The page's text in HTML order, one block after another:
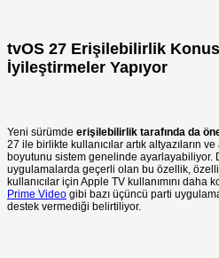
tvOS 27 Erişilebilirlik
İyileştirmeler Yapıyor
Yeni sürümde erişilebilirlik tarafında da
27 ile birlikte kullanıcılar artık altyazıların
boyutunu sistem genelinde ayarlayabiliyor.
uygulamalarda geçerli olan bu özellik,
kullanıcılar için Apple TV kullanımını
Prime Video gibi bazı üçüncü parti
destek vermediği belirtiliyor.